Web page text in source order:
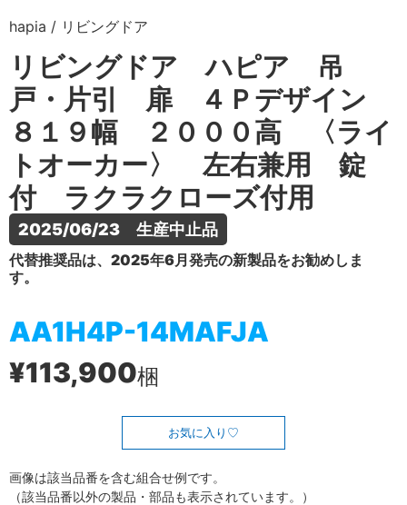
hapia / リビングドア
リビングドア ハピア 吊
戸・片引 扉 ４Ｐデザイン
８１９幅 ２０００高 〈ライ
トオーカー〉 左右兼用 錠
付 ラクラクローズ付用
2025/06/23　生産中止品
代替推奨品は、2025年6月発売の新製品をお勧めしま
す。
AA1H4P-14MAFJA
¥113,900梱
お気に入り
画像は該当品番を含む組合せ例です。
（該当品番以外の製品・部品も表示されています。）